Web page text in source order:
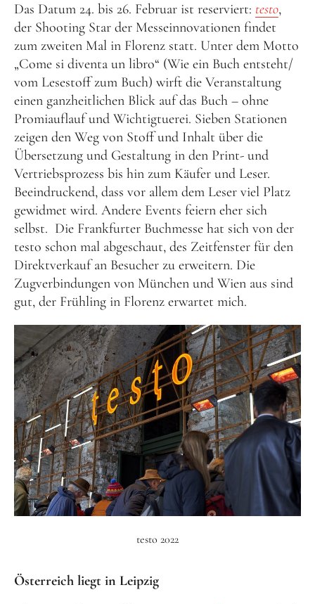
Das Datum 24. bis 26. Februar ist reserviert: testo,
der Shooting Star der Messeinnovationen findet
zum zweiten Mal in Florenz statt. Unter dem Motto
„Come si diventa un libro“ (Wie ein Buch entsteht/
vom Lesestoff zum Buch) wirft die Veranstaltung
einen ganzheitlichen Blick auf das Buch – ohne
Promiauflauf und Wichtigtuerei. Sieben Stationen
zeigen den Weg von Stoff und Inhalt über die
Übersetzung und Gestaltung in den Print- und
Vertriebsprozess bis hin zum Käufer und Leser.
Beeindruckend, dass vor allem dem Leser viel Platz
gewidmet wird. Andere Events feiern eher sich
selbst. Die Frankfurter Buchmesse hat sich von der
testo schon mal abgeschaut, des Zeitfenster für den
Direktverkauf an Besucher zu erweitern. Die
Zugverbindungen von München und Wien aus sind
gut, der Frühling in Florenz erwartet mich.
testo 2022
Österreich liegt in Leipzig